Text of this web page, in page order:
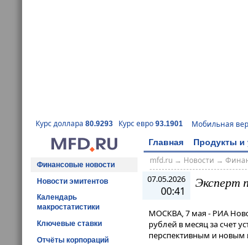
Курс доллара 80.9293 Курс евро 93.1901 Мобильная
Главная Продукты и
Финансовые новости
Новости эмитентов
Календарь
макростатистики
Ключевые ставки
Отчёты корпораций
mfd.ru→ Новости →
07.05.2026
00:41
Эксперт
МОСКВА, 7 мая - РИА
рублей в месяц за счет
перспективным и новым